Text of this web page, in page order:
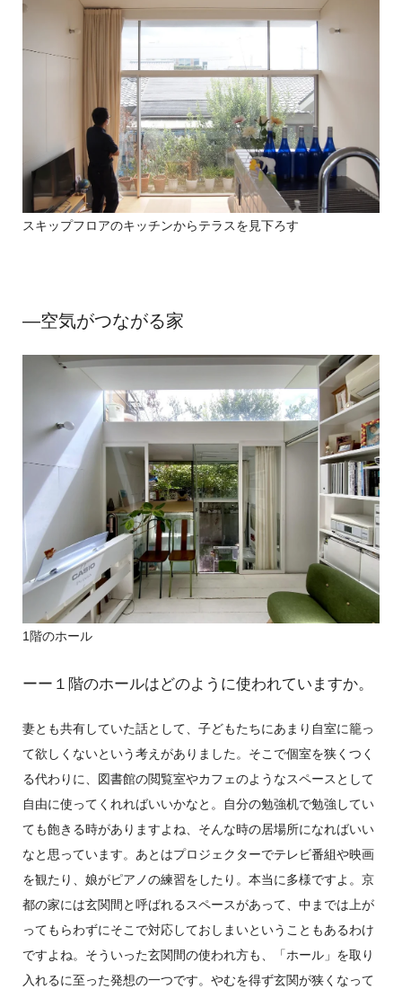
スキップフロアのキッチンからテラスを見下ろす
―空気がつながる家
1階のホール
ーー１階のホールはどのように使われていますか。
妻とも共有していた話として、子どもたちにあまり自室に籠っ
て欲しくないという考えがありました。そこで個室を狭くつく
る代わりに、図書館の閲覧室やカフェのようなスペースとして
自由に使ってくれればいいかなと。自分の勉強机で勉強してい
ても飽きる時がありますよね、そんな時の居場所になればいい
なと思っています。あとはプロジェクターでテレビ番組や映画
を観たり、娘がピアノの練習をしたり。本当に多様ですよ。京
都の家には玄関間と呼ばれるスペースがあって、中までは上が
ってもらわずにそこで対応しておしまいということもあるわけ
ですよね。そういった玄関間の使われ方も、「ホール」を取り
入れるに至った発想の一つです。やむを得ず玄関が狭くなって